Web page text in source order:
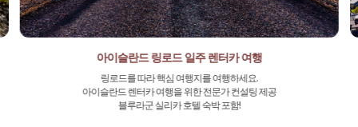
아이슬란드 링로드 일주 렌터카 여행
링로드를 따라 핵심 여행지를 여행하세요.
아이슬란드 렌터카 여행을 위한 전문가 컨설팅 제공
블루라군 실리카 호텔 숙박 포함!